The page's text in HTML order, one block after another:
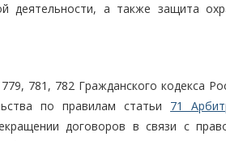
деятельности, а также защита
781, 782 Гражданского кодекса
по правилам статьи 71
договоров в связи с